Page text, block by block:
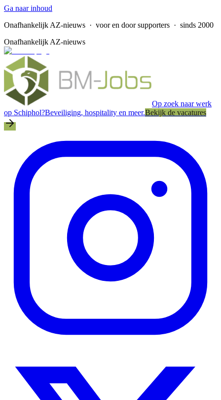
Ga naar inhoud
Onafhankelijk AZ-nieuws · voor en door supporters · sinds 2000
Onafhankelijk AZ-nieuws
Op zoek naar werk
op Schiphol?Beveiliging, hospitality en meer.Bekijk de vacatures